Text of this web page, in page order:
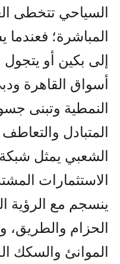
السياحي تتخطى
المباشرة؛
إلى بكين أو
أسواق القاهرة
النمطية وتبنى
المتبادل
الشعبي يمثل
الاستثمارات
ينسجم مع الرؤية
الحزام والطريق،
الموانئ والسكك